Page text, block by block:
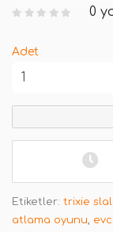
0
Adet
Etiketler: trixie
atlama oyunu,